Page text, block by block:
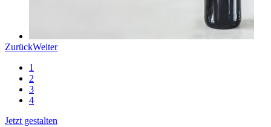
ZurückWeiter
1
2
3
4
Jetzt gestalten